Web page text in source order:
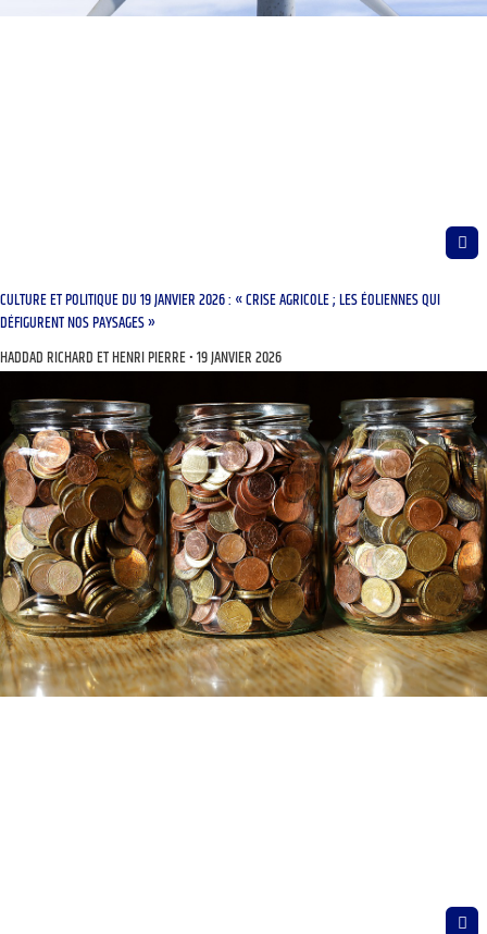
CULTURE ET POLITIQUE DU 19 JANVIER 2026 : « CRISE AGRICOLE ; LES ÉOLIENNES QUI
DÉFIGURENT NOS PAYSAGES »
HADDAD RICHARD ET HENRI PIERRE 19 JANVIER 2026